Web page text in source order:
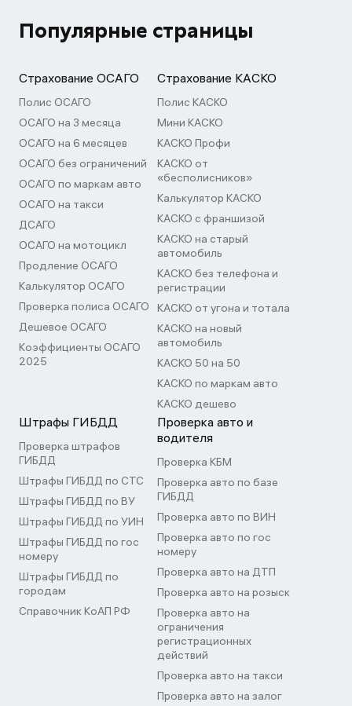
Популярные страницы
Страхование ОСАГО
Полис ОСАГО
ОСАГО на 3 месяца
ОСАГО на 6 месяцев
ОСАГО без ограничений
ОСАГО по маркам авто
ОСАГО на такси
ДСАГО
ОСАГО на мотоцикл
Продление ОСАГО
Калькулятор ОСАГО
Проверка полиса ОСАГО
Дешевое ОСАГО
Коэффициенты ОСАГО
2025
Страхование КАСКО
Полис КАСКО
Мини КАСКО
КАСКО Профи
КАСКО от
«бесполисников»
Калькулятор КАСКО
КАСКО с франшизой
КАСКО на старый
автомобиль
КАСКО без телефона и
регистрации
КАСКО от угона и тотала
КАСКО на новый
автомобиль
КАСКО 50 на 50
КАСКО по маркам авто
КАСКО дешево
Штрафы ГИБДД
Проверка штрафов
ГИБДД
Штрафы ГИБДД по СТС
Штрафы ГИБДД по ВУ
Штрафы ГИБДД по УИН
Штрафы ГИБДД по гос
номеру
Штрафы ГИБДД по
городам
Справочник КоАП РФ
Проверка авто и
водителя
Проверка КБМ
Проверка авто по базе
ГИБДД
Проверка авто по ВИН
Проверка авто по гос
номеру
Проверка авто на ДТП
Проверка авто на розыск
Проверка авто на
ограничения
регистрационных
действий
Проверка авто на такси
Проверка авто на залог